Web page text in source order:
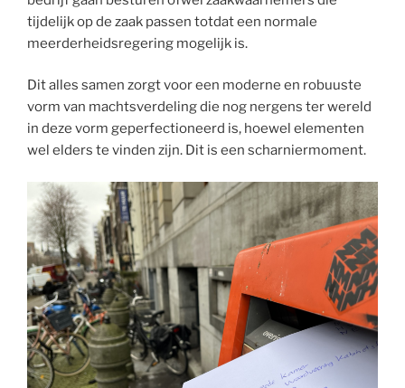
tijdelijk op de zaak passen totdat een normale
meerderheidsregering mogelijk is.
Dit alles samen zorgt voor een moderne en robuuste
vorm van machtsverdeling die nog nergens ter wereld
in deze vorm geperfectioneerd is, hoewel elementen
wel elders te vinden zijn. Dit is een scharniermoment.